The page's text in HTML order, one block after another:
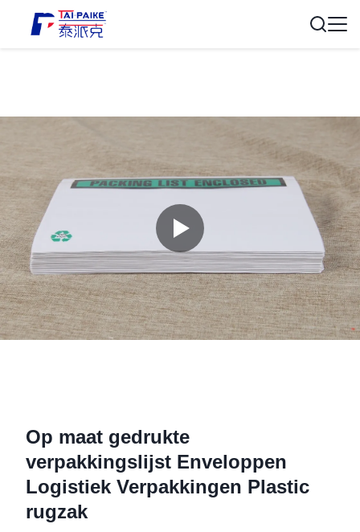
Op maat gedrukte
verpakkingslijst Enveloppen
Logistiek Verpakkingen Plastic
rugzak